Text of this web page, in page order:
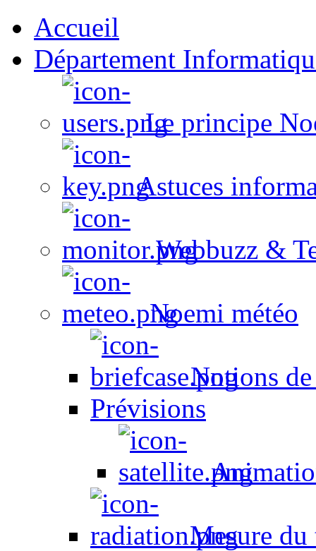
Accueil
Département
Le principe
Astuces
Webbuzz &
Noemi météo
Notions
Prévisions
Mesure du